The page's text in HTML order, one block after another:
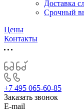
Доставка
Срочный
Цены
Контакты
+7 495 065-60-85
Заказать звонок
E-mail